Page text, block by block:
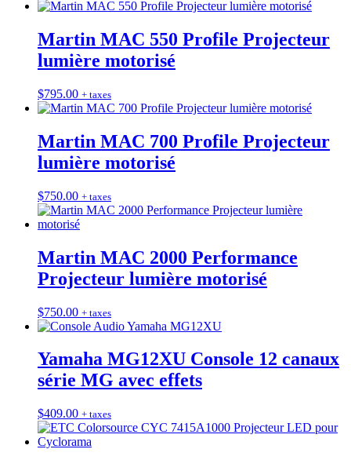
Martin MAC 550 Profile Projecteur
lumière motorisé
$795.00 + taxes
Martin MAC 700 Profile Projecteur
lumière motorisé
$750.00 + taxes
Martin MAC 2000 Performance
Projecteur lumière motorisé
$750.00 + taxes
Yamaha MG12XU Console 12 canaux
série MG avec effets
$409.00 + taxes